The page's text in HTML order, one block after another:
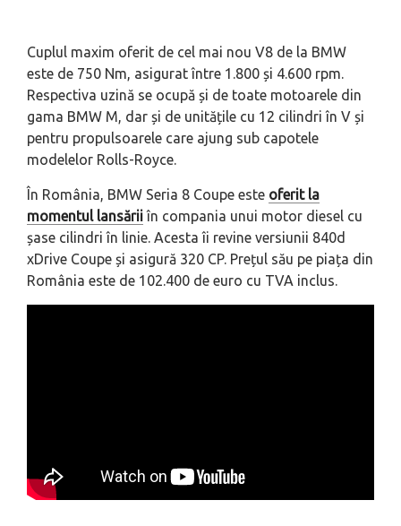
Cuplul maxim oferit de cel mai nou V8 de la BMW
este de 750 Nm, asigurat între 1.800 și 4.600 rpm.
Respectiva uzină se ocupă și de toate motoarele din
gama BMW M, dar și de unitățile cu 12 cilindri în V și
pentru propulsoarele care ajung sub capotele
modelelor Rolls-Royce.
În România, BMW Seria 8 Coupe este oferit la
momentul lansăriiîn compania unui motor diesel cu
șase cilindri în linie. Acesta îi revine versiunii 840d
xDrive Coupe și asigură 320 CP. Prețul său pe piața din
România este de 102.400 de euro cu TVA inclus.